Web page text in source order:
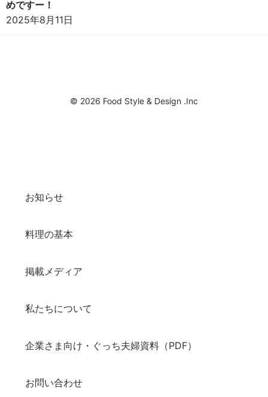
めですー！
2025年8月11日
© 2026 Food Style & Design .Inc
お知らせ
料理の基本
掲載メディア
私たちについて
企業さま向け・ぐっち夫婦資料（PDF）
お問い合わせ